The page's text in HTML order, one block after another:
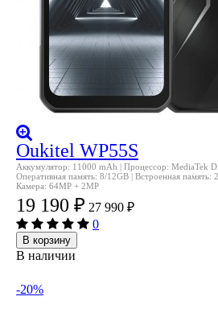
Oukitel WP55S
Аккумулятор: 11000 mAh | Процессор: MediaTek
Оперативная память: 8/12GB | Встроенная память:
Камера: 64MP + 2MP
19 190 ₽ 27 990 ₽
0
В корзину
В наличии
-20%